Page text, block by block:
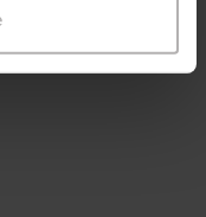
Anne G.